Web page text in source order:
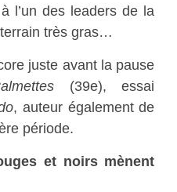
l’un des leaders de la
très gras…
juste avant la pause
(39e), essai
, auteur également de
période.
et noirs mènent